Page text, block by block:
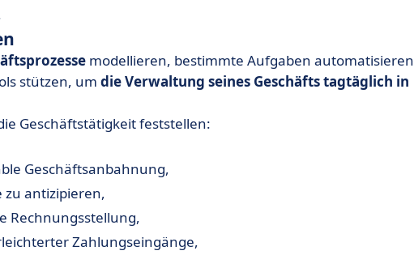
modellieren, bestimmte Aufgaben automatisieren
stützen, um die Verwaltung seines Geschäfts tagtäglich in
Geschäftstätigkeit feststellen:
Geschäftsanbahnung,
zu antizipieren,
Rechnungsstellung,
Zahlungseingänge,